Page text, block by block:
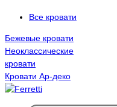
Все кровати
Бежевые кровати
Неоклассические
кровати
Кровати Ар-деко